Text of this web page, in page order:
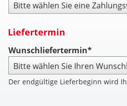
Liefertermin
Wunschliefertermin*
Der endgültige Lieferbeginn wird